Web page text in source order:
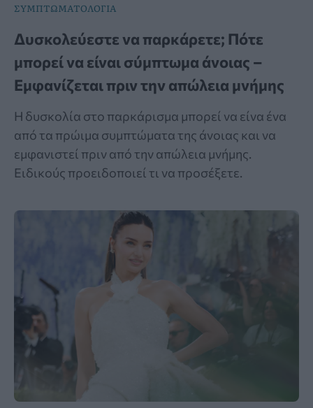
ΣΥΜΠΤΩΜΑΤΟΛΟΓΙΑ
Δυσκολεύεστε να παρκάρετε; Πότε
μπορεί να είναι σύμπτωμα άνοιας –
Εμφανίζεται πριν την απώλεια μνήμης
Η δυσκολία στο παρκάρισμα μπορεί να είνα ένα
από τα πρώιμα συμπτώματα της άνοιας και να
εμφανιστεί πριν από την απώλεια μνήμης.
Ειδικούς προειδοποιεί τι να προσέξετε.